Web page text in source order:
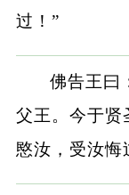
过！”
佛告王曰
父王。今于贤
愍汝，受汝悔